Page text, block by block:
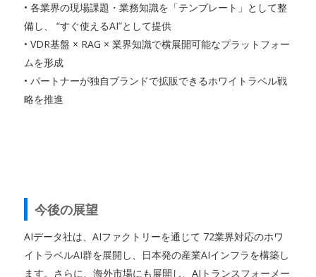
• 各業界の現場課題・業務知識を「テンプレート」として整
備し、 “すぐ使えるAI”として提供
• VDR基盤 × RAG × 業界知識で横展開可能なプラットフォー
ムを形成
• パートナーが独自ブランドで拡販できるホワイトラベル戦
略を推進
今後の展望
AIデータ社は、AIファクトリーを通じて 72業界対応のホワ
イトラベルAI群を展開し、日本発の産業AIインフラを構築し
ます。さらに、海外市場にも展開し、AIトランスフォーメー